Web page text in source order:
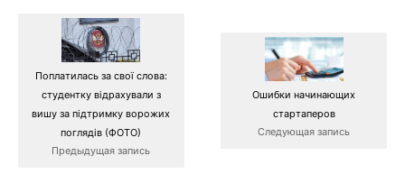
Поплатилась за свої слова:
студентку відрахували з
вишу за підтримку ворожих
поглядів (ФОТО)
Предыдущая запись
Ошибки начинающих
стартаперов
Следующая запись